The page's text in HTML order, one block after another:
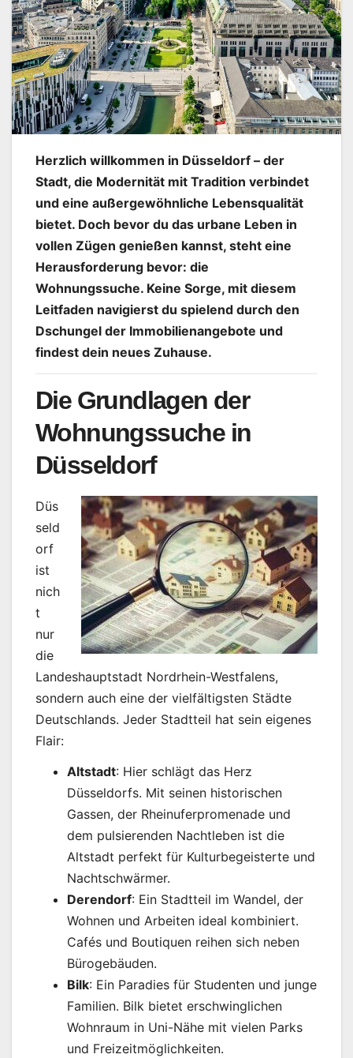
Herzlich willkommen in Düsseldorf – der
Stadt, die Modernität mit Tradition verbindet
und eine außergewöhnliche Lebensqualität
bietet. Doch bevor du das urbane Leben in
vollen Zügen genießen kannst, steht eine
Herausforderung bevor: die
Wohnungssuche. Keine Sorge, mit diesem
Leitfaden navigierst du spielend durch den
Dschungel der Immobilienangebote und
findest dein neues Zuhause.
Die Grundlagen der
Wohnungssuche in
Düsseldorf
Düs
seld
orf
ist
nich
t
nur
die
Landeshauptstadt Nordrhein-Westfalens,
sondern auch eine der vielfältigsten Städte
Deutschlands. Jeder Stadtteil hat sein eigenes
Flair:
Altstadt: Hier schlägt das Herz
Düsseldorfs. Mit seinen historischen
Gassen, der Rheinuferpromenade und
dem pulsierenden Nachtleben ist die
Altstadt perfekt für Kulturbegeisterte und
Nachtschwärmer.
Derendorf: Ein Stadtteil im Wandel, der
Wohnen und Arbeiten ideal kombiniert.
Cafés und Boutiquen reihen sich neben
Bürogebäuden.
Bilk: Ein Paradies für Studenten und junge
Familien. Bilk bietet erschwinglichen
Wohnraum in Uni-Nähe mit vielen Parks
und Freizeitmöglichkeiten.